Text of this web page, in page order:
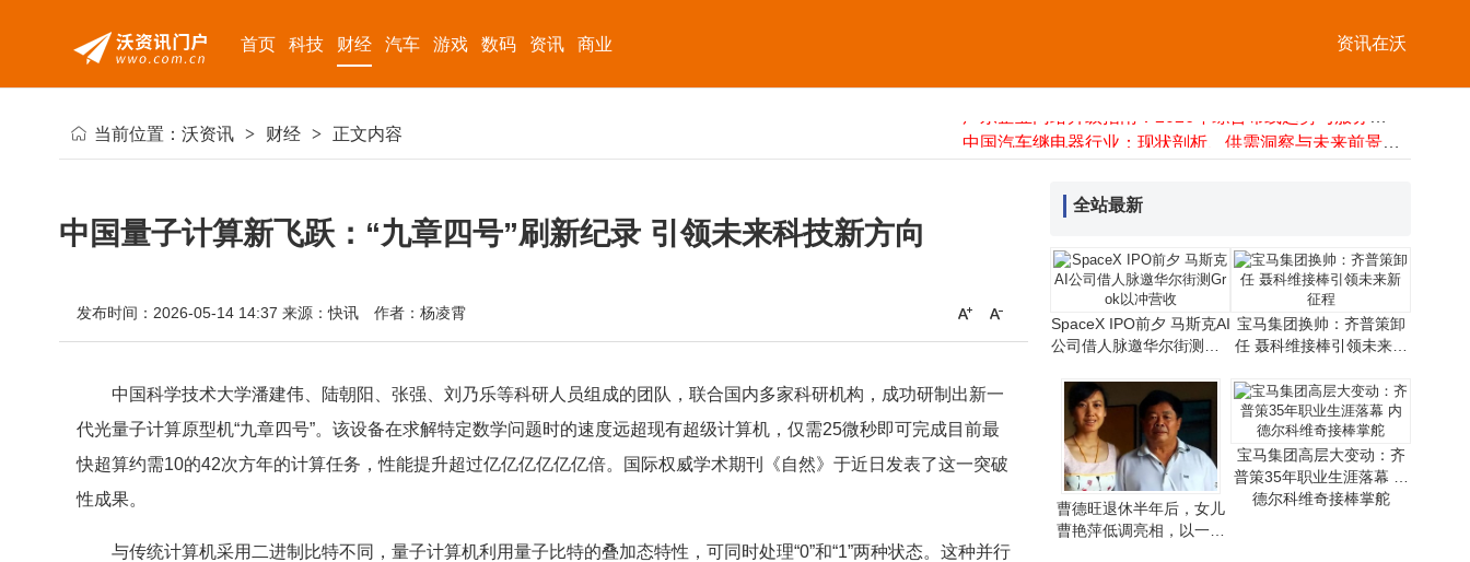
资讯在沃
首页 科技 财经 汽车 游戏 数码 资讯
商业
苹果广告业务再升级：组建新团队“顾问式”助力开发者投放拓展市场
小米加速布局动力电池自研自产，剑指新能源车核心供应链话语权升级
曹德旺卸任半年后，低调女儿曹艳萍以命名新船之举再续家族荣光
杭州新材料领域双突破：12英寸氧化镓单晶问世，高性能碳纤维量产在即
阿里全年营收首破万亿大关，AI商业化回报迎新契机未来可期
当前位置： 沃资讯 > 财经 > 正文内容
中国量子计算新飞跃：“九章四号”刷新纪录 引领未来科技新方向
发布时间：2026-05-14 14:37 来源：快讯 作者：杨凌霄
中国科学技术大学潘建伟、陆朝阳、张强、刘乃乐等科研人员组成的团队，联合国内多家科研机构，成功研制出新一
代光量子计算原型机“九章四号”。该设备在求解特定数学问题时的速度远超现有超级计算机，仅需25微秒即可完成目前最
快超算约需10的42次方年的计算任务，性能提升超过亿亿亿亿亿亿倍。国际权威学术期刊《自然》于近日发表了这一突破
性成果。
与传统计算机采用二进制比特不同，量子计算机利用量子比特的叠加态特性，可同时处理“0”和“1”两种状态。这种并行
全站最新
SpaceX IPO前夕 马斯克AI
公司借人脉邀华尔街测Gro
宝马集团换帅：齐普策卸
任 聂科维接棒引领未来新
曹德旺退休半年后，女儿
曹艳萍低调亮相，以一艘
宝马集团高层大变动：齐
普策35年职业生涯落幕 内
德尔科维奇接棒掌舵